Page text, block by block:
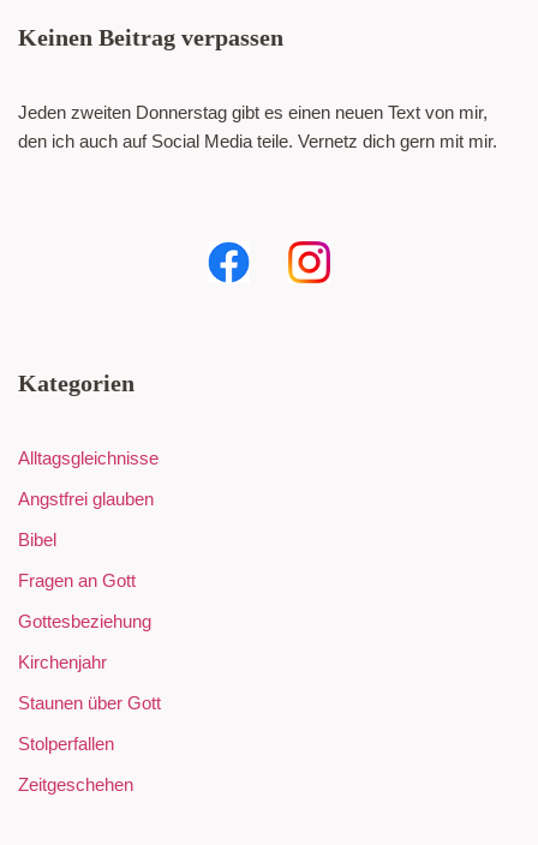
Keinen Beitrag verpassen
Jeden zweiten Donnerstag gibt es einen neuen Text von mir,
den ich auch auf Social Media teile. Vernetz dich gern mit mir.
Kategorien
Alltagsgleichnisse
Angstfrei glauben
Bibel
Fragen an Gott
Gottesbeziehung
Kirchenjahr
Staunen über Gott
Stolperfallen
Zeitgeschehen